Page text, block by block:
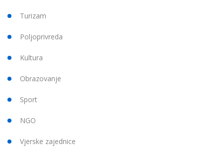
Turizam
Poljoprivreda
Kultura
Obrazovanje
Sport
NGO
Vjerske zajednice